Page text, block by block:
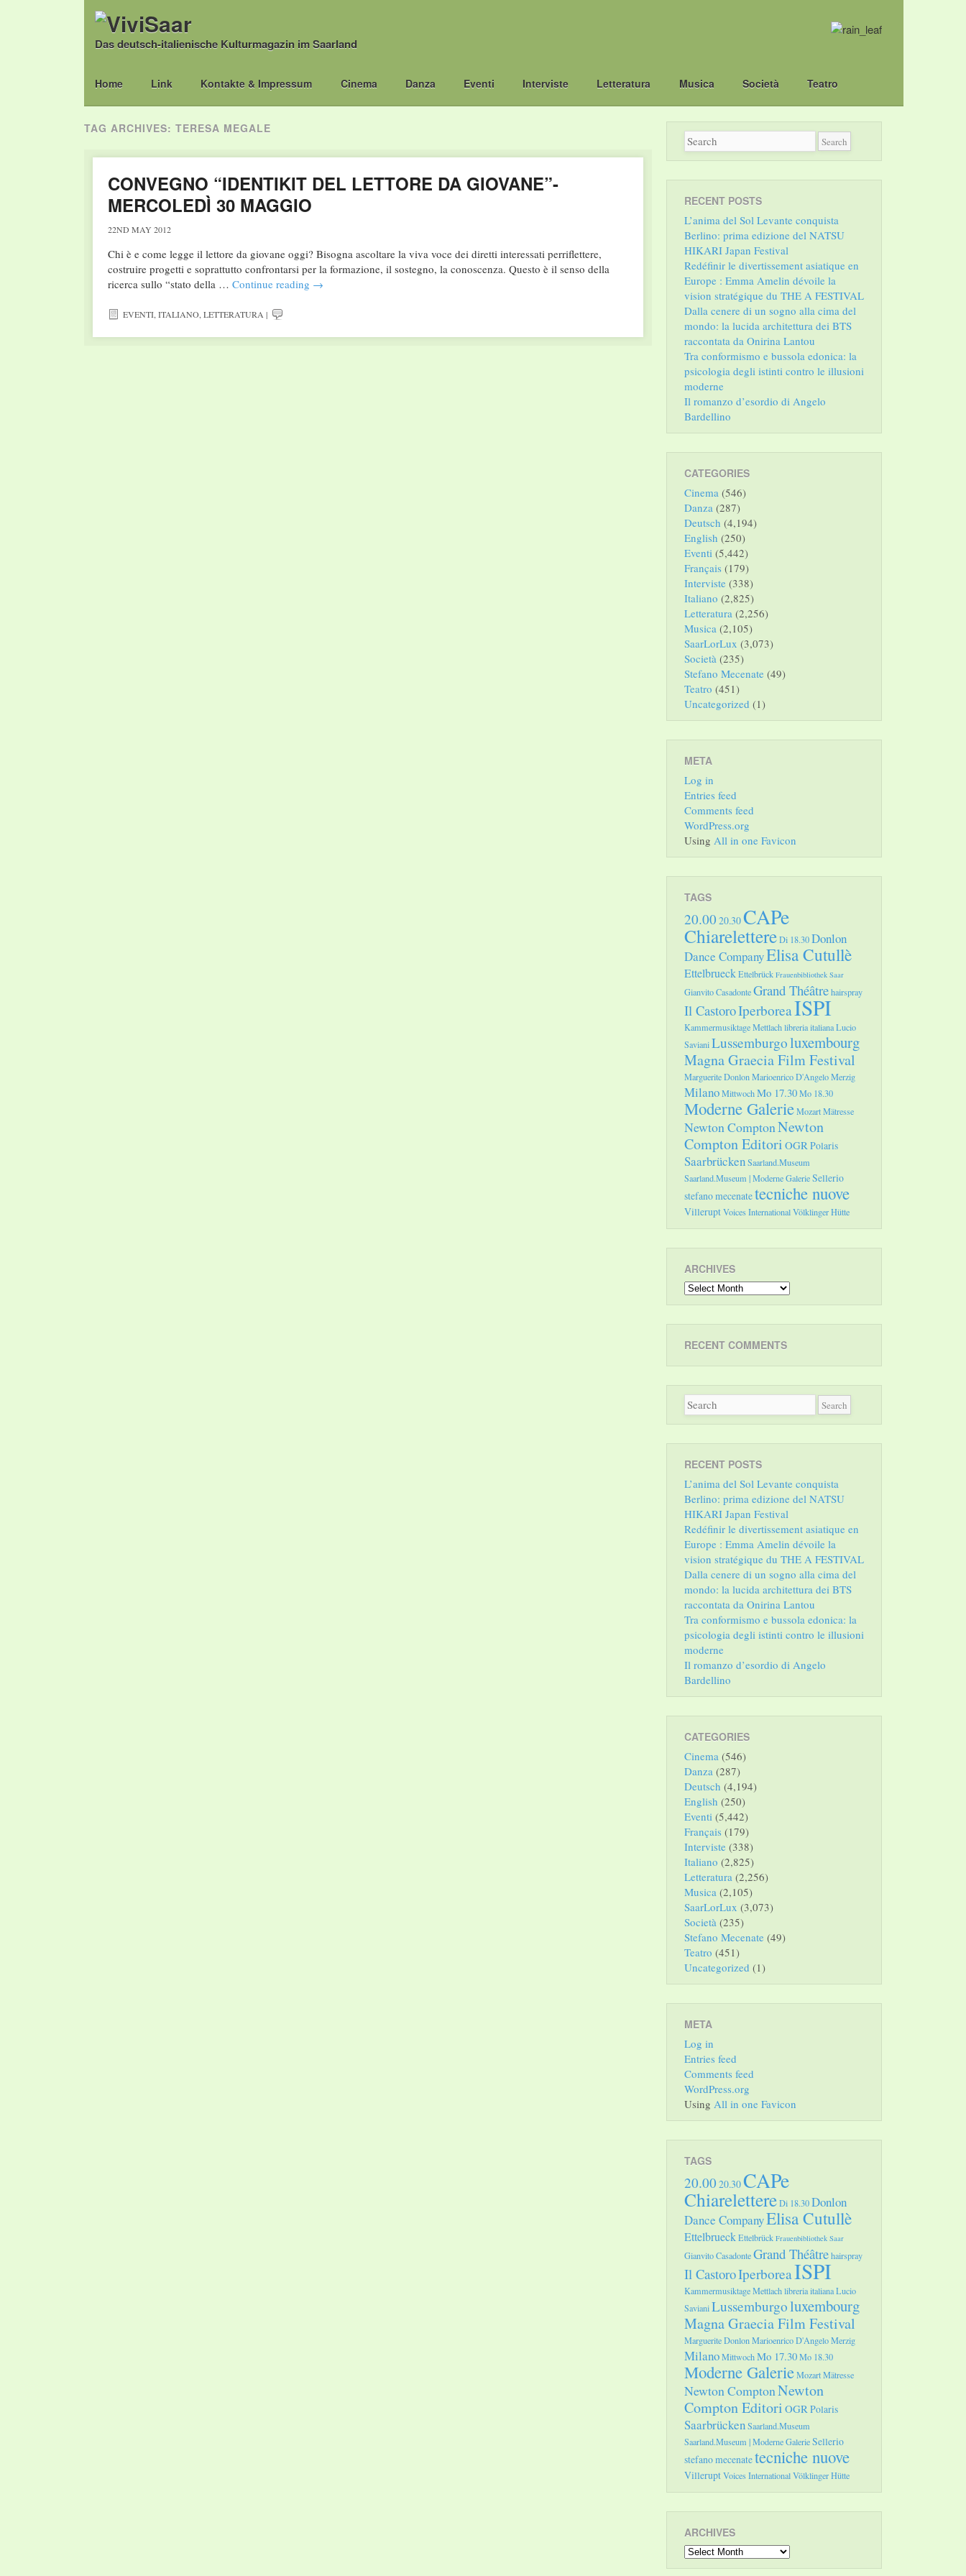
Das deutsch-italienische Kulturmagazin im Saarland
Main menu
Skip
Home Link Kontakte & Impressum Cinema Danza Eventi Interviste Letteratura Musica Società Teatro
TAG ARCHIVES: TERESA MEGALE
CONVEGNO “IDENTIKIT DEL LETTORE DA GIOVANE”-
MERCOLEDÌ 30 MAGGIO
22ND MAY 2012
Chi è e come legge il lettore da giovane oggi? Bisogna ascoltare la viva voce dei diretti interessati perriflettere,
costruire progetti e soprattutto confrontarsi per la formazione, il sostegno, la conoscenza. Questo è il senso della
ricerca sullo “stato della … Continue reading →
EVENTI,ITALIANO,LETTERATURA |
RECENT POSTS
L’anima del Sol Levante conquista
Berlino: prima edizione del NATSU
HIKARI Japan Festival
Redéfinir le divertissement asiatique en
Europe : Emma Amelin dévoile la
vision stratégique du THE A FESTIVAL
Dalla cenere di un sogno alla cima del
mondo: la lucida architettura dei BTS
raccontata da Onirina Lantou
Tra conformismo e bussola edonica: la
psicologia degli istinti contro le illusioni
moderne
Il romanzo d’esordio di Angelo
Bardellino
CATEGORIES
Cinema (546)
Danza (287)
Deutsch (4,194)
English (250)
Eventi (5,442)
Français (179)
Interviste (338)
Italiano (2,825)
Letteratura (2,256)
Musica (2,105)
SaarLorLux (3,073)
Società (235)
Stefano Mecenate (49)
Teatro (451)
Uncategorized (1)
META
Log in
Entries feed
Comments feed
WordPress.org
Using All in one Favicon
TAGS
20.00 20.30CAPe
ChiarelettereDi 18.30Donlon
Dance CompanyElisa Cutullè
EttelbrueckEttelbrück Frauenbibliothek Saar
Gianvito CasadonteGrand Théâtrehairspray
Il CastoroIperboreaISPI
Kammermusiktage Mettlachlibreria italianaLucio
SavianiLussemburgoluxembourg
Magna Graecia Film Festival
Marguerite DonlonMarioenrico D'AngeloMerzig
MilanoMittwochMo 17.30Mo 18.30
Moderne GalerieMozartMätresse
Newton ComptonNewton
Compton Editori OGRPolaris
SaarbrückenSaarland.Museum
Saarland.Museum | Moderne GalerieSellerio
stefano mecenatetecniche nuove
VilleruptVoices InternationalVölklinger Hütte
ARCHIVES
Archives
RECENT COMMENTS
RECENT POSTS
L’anima del Sol Levante conquista
Berlino: prima edizione del NATSU
HIKARI Japan Festival
Redéfinir le divertissement asiatique en
Europe : Emma Amelin dévoile la
vision stratégique du THE A FESTIVAL
Dalla cenere di un sogno alla cima del
mondo: la lucida architettura dei BTS
raccontata da Onirina Lantou
Tra conformismo e bussola edonica: la
psicologia degli istinti contro le illusioni
moderne
Il romanzo d’esordio di Angelo
Bardellino
CATEGORIES
Cinema (546)
Danza (287)
Deutsch (4,194)
English (250)
Eventi (5,442)
Français (179)
Interviste (338)
Italiano (2,825)
Letteratura (2,256)
Musica (2,105)
SaarLorLux (3,073)
Società (235)
Stefano Mecenate (49)
Teatro (451)
Uncategorized (1)
META
Log in
Entries feed
Comments feed
WordPress.org
Using All in one Favicon
TAGS
20.00 20.30CAPe
ChiarelettereDi 18.30Donlon
Dance CompanyElisa Cutullè
EttelbrueckEttelbrück Frauenbibliothek Saar
Gianvito CasadonteGrand Théâtrehairspray
Il CastoroIperboreaISPI
Kammermusiktage Mettlachlibreria italianaLucio
SavianiLussemburgoluxembourg
Magna Graecia Film Festival
Marguerite DonlonMarioenrico D'AngeloMerzig
MilanoMittwochMo 17.30Mo 18.30
Moderne GalerieMozartMätresse
Newton ComptonNewton
Compton Editori OGRPolaris
SaarbrückenSaarland.Museum
Saarland.Museum | Moderne GalerieSellerio
stefano mecenatetecniche nuove
VilleruptVoices InternationalVölklinger Hütte
ARCHIVES
Archives